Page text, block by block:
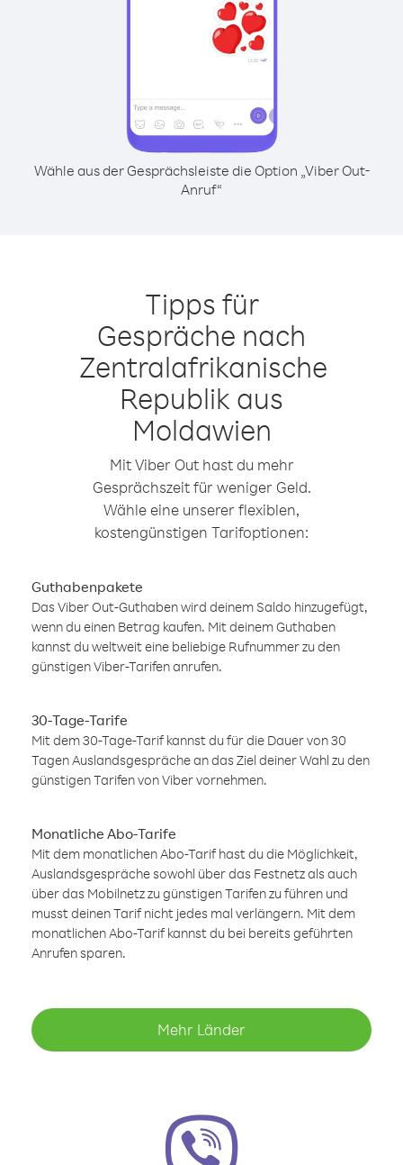
Wähle aus der Gesprächsleiste die Option „Viber Out-
Anruf“
Tipps für
Gespräche nach
Zentralafrikanische
Republik aus
Moldawien
Mit Viber Out hast du mehr
Gesprächszeit für weniger Geld.
Wähle eine unserer flexiblen,
kostengünstigen Tarifoptionen:
Guthabenpakete
Das Viber Out-Guthaben wird deinem Saldo hinzugefügt,
wenn du einen Betrag kaufen. Mit deinem Guthaben
kannst du weltweit eine beliebige Rufnummer zu den
günstigen Viber-Tarifen anrufen.
30-Tage-Tarife
Mit dem 30-Tage-Tarif kannst du für die Dauer von 30
Tagen Auslandsgespräche an das Ziel deiner Wahl zu den
günstigen Tarifen von Viber vornehmen.
Monatliche Abo-Tarife
Mit dem monatlichen Abo-Tarif hast du die Möglichkeit,
Auslandsgespräche sowohl über das Festnetz als auch
über das Mobilnetz zu günstigen Tarifen zu führen und
musst deinen Tarif nicht jedes mal verlängern. Mit dem
monatlichen Abo-Tarif kannst du bei bereits geführten
Anrufen sparen.
Mehr Länder